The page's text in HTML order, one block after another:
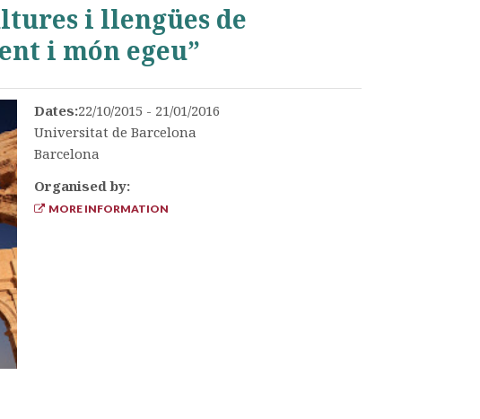
i llengües de
i món egeu”
Dates:22/10/2015 - 21/01/2016
Universitat de Barcelona
Barcelona
Organised by:
MORE INFORMATION